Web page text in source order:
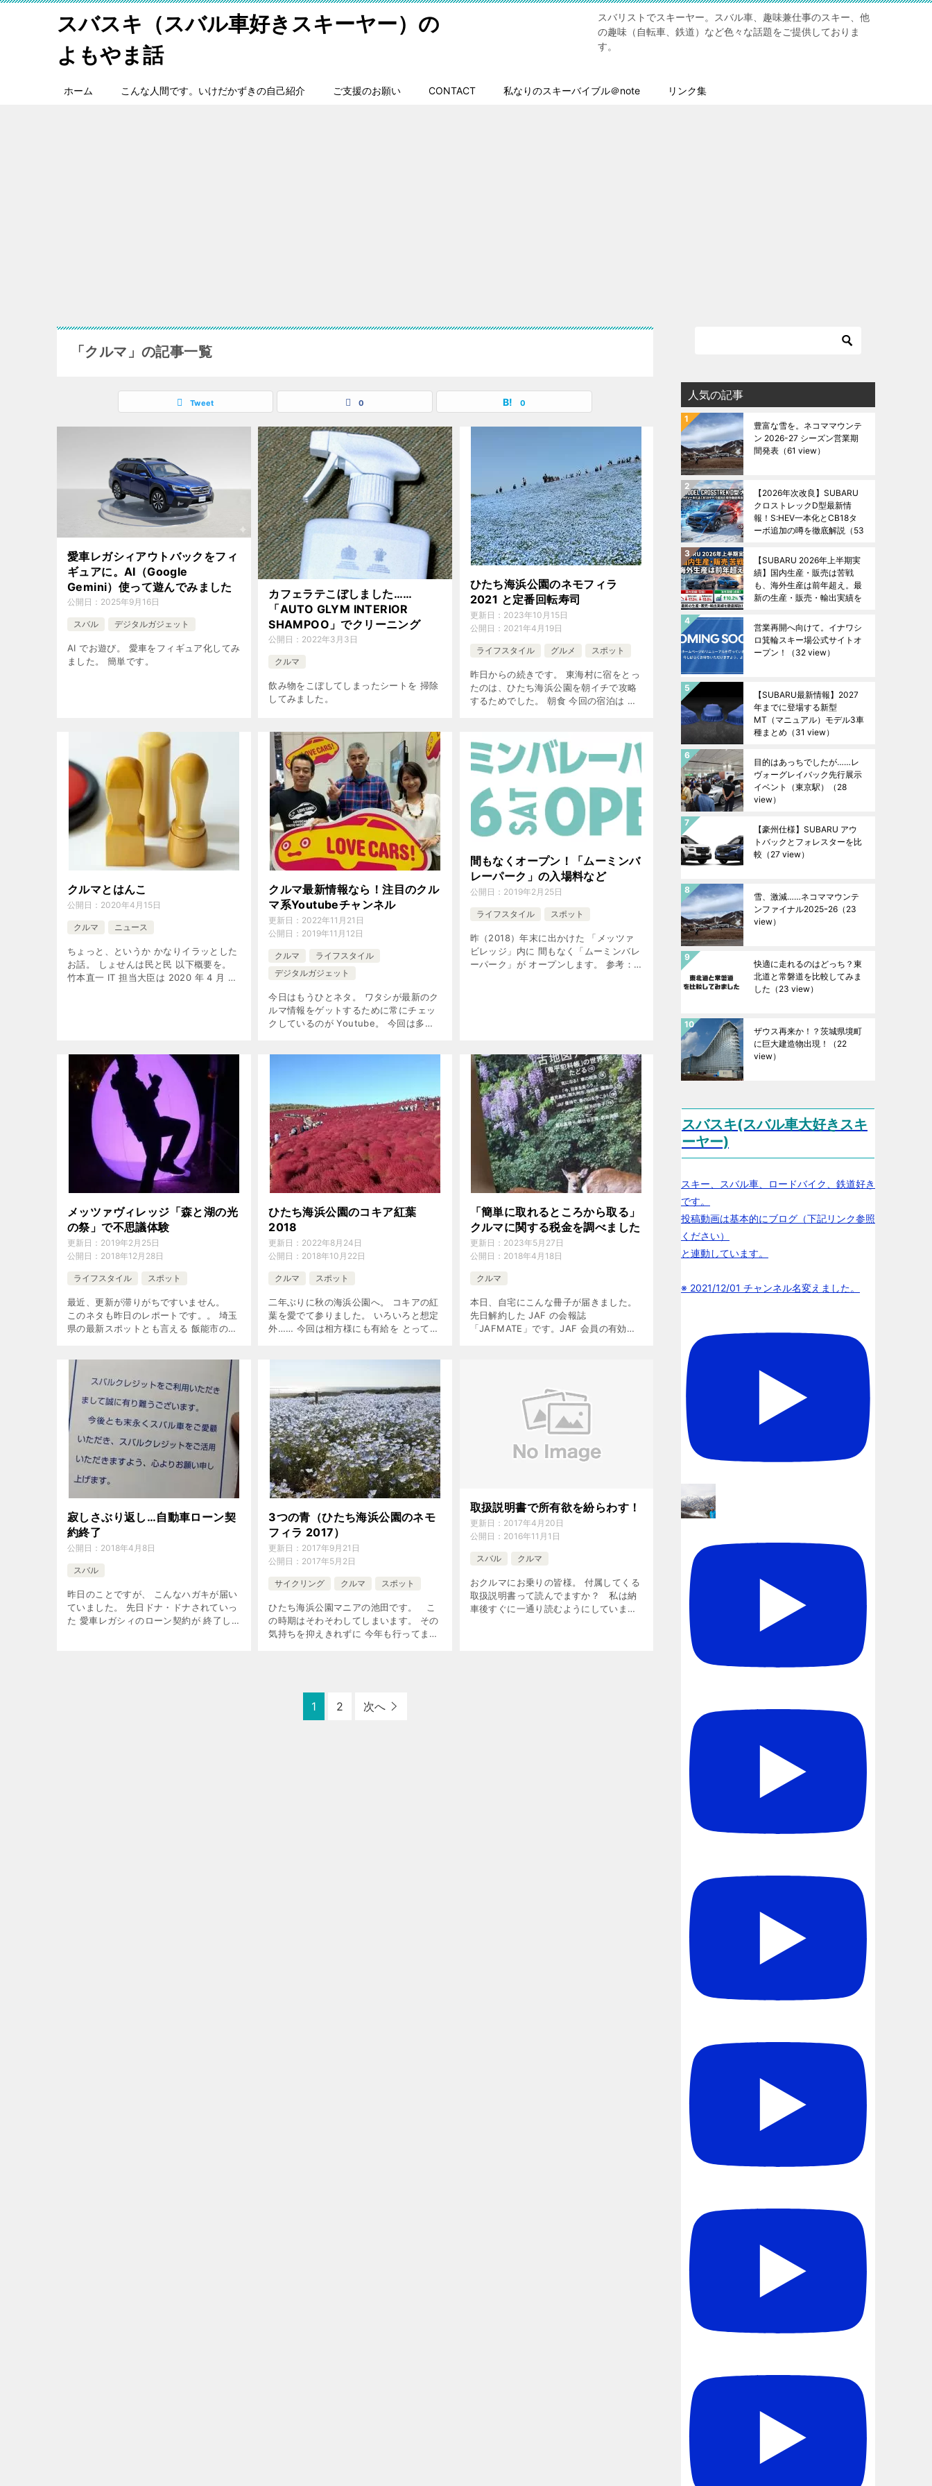
スバスキ（スバル車好きスキーヤー）の
よもやま話
スバリストでスキーヤー。スバル車、趣味兼仕事のスキー、他
の趣味（自転車、鉄道）など色々な話題をご提供しておりま
す。
ホーム こんな人間です。いけだかずきの自己紹介 ご支援のお願い CONTACT 私なりのスキーバイブル＠note リンク集
「クルマ」の記事一覧
Tweet 0 0
愛車レガシィアウトバックをフィ
ギュアに。AI（Google
Gemini）使って遊んでみました
公開日： 2025年9月16日
スバル デジタルガジェット
AI でお遊び。 愛車をフィギュア化してみ
ました。 簡単です。
カフェラテこぼしました……
「AUTO GLYM INTERIOR
SHAMPOO」でクリーニング
公開日： 2022年3月3日
クルマ
飲み物をこぼしてしまったシートを 掃除
してみました。
ひたち海浜公園のネモフィラ
2021 と定番回転寿司
更新日： 2023年10月15日
公開日： 2021年4月19日
ライフスタイル グルメ スポット
昨日からの続きです。 東海村に宿をとっ
たのは、ひたち海浜公園を朝イチで攻略
するためでした。 朝食 今回の宿泊は ホ
図] 楽天ト […]
クルマとはんこ
公開日： 2020年4月15日
クルマ ニュース
ちょっと、というか かなりイラッとした
お話。 しょせんは民と民 以下概要を。
竹本直一 IT 担当大臣は 2020 年 4 月 14
クルマ最新情報なら！注目のクル
マ系Youtubeチャンネル
更新日： 2022年11月21日
公開日： 2019年11月12日
クルマ
ライフスタイル
デジタルガジェット
今日はもうひとネタ。 ワタシが最新のク
ルマ情報をゲットするために常にチェッ
クしているのが Youtube。 今回は多々
間もなくオープン！「ムーミンバ
レーパーク」の入場料など
公開日： 2019年2月25日
ライフスタイル スポット
昨（2018）年末に出かけた 「メッツァ
ビレッジ」内に 間もなく「ムーミンバレ
ーパーク」が オープンします。 参考：
メッツァヴィレッジ「森と湖の光
の祭」で不思議体験
更新日： 2019年2月25日
公開日： 2018年12月28日
ライフスタイル スポット
最近、更新が滞りがちですいません。
このネタも昨日のレポートです。。 埼玉
県の最新スポットとも言える 飯能市のメ
は釣り堀やボート […]
ひたち海浜公園のコキア紅葉
2018
更新日： 2022年8月24日
公開日： 2018年10月22日
クルマ スポット
二年ぶりに秋の海浜公園へ。 コキアの紅
葉を愛でて参りました。 いろいろと想定
外…… 今回は相方様にも有給を とっても
「簡単に取れるところから取る」
クルマに関する税金を調べました
更新日： 2023年5月27日
公開日： 2018年4月18日
クルマ
本日、自宅にこんな冊子が届きました。
先日解約した JAF の会報誌
「JAFMATE」です。JAF 会員の有効期
寂しさぶり返し…自動車ローン契
約終了
公開日： 2018年4月8日
スバル
昨日のことですが、 こんなハガキが届い
ていました。 先日ドナ・ドナされていっ
た 愛車レガシィのローン契約が 終了し
3つの青（ひたち海浜公園のネモ
フィラ 2017）
更新日： 2017年9月21日
公開日： 2017年5月2日
サイクリング クルマ スポット
ひたち海浜公園マニアの池田です。 こ
の時期はそわそわしてしまいます。 その
気持ちを抑えきれずに 今年も行ってまい
取扱説明書で所有欲を紛らわす！
更新日： 2017年4月20日
公開日： 2016年11月1日
スバル クルマ
おクルマにお乗りの皆様。 付属してくる
取扱説明書って読んでますか？ 私は納
車後すぐに一通り読むようにしていま
1 2 次へ
人気の記事
豊富な雪を。ネコママウンテ
ン 2026-27 シーズン営業期
間発表 （61 view）
【2026年次改良】SUBARU
クロストレックD型最新情
報！S:HEV一本化とCB18タ
ーボ追加の噂を徹底解説 （53
【SUBARU 2026年上半期実
績】国内生産・販売は苦戦
も、海外生産は前年超え。最
新の生産・販売・輸出実績を
営業再開へ向けて。イナワシ
ロ箕輪スキー場公式サイトオ
ープン！
（32 view）
【SUBARU最新情報】2027
年までに登場する新型
MT（マニュアル）モデル3車
種まとめ （31 view）
目的はあっちでしたが……レ
ヴォーグレイバック先行展示
イベント（東京駅）
（28
view）
【豪州仕様】SUBARU アウ
トバックとフォレスターを比
較 （27 view）
雪、激減……ネコママウンテ
ンファイナル2025ｰ26 （23
view）
快適に走れるのはどっち？東
北道と常磐道を比較してみま
した （23 view）
ザウス再来か！？茨城県境町
に巨大建造物出現！
（22
view）
スバスキ(スバル車大好きスキ
ーヤー)
スキー、スバル車、ロードバイク、鉄道好き
です。
投稿動画は基本的にブログ（下記リンク参照
ください）
と連動しています。
※ 2021/12/01 チャンネル名変えました。